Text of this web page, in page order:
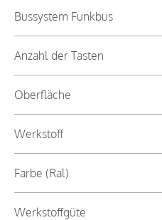
Bussystem Funkbus
Anzahl der Tasten
Oberfläche
Werkstoff
Farbe (Ral)
Werkstoffgüte